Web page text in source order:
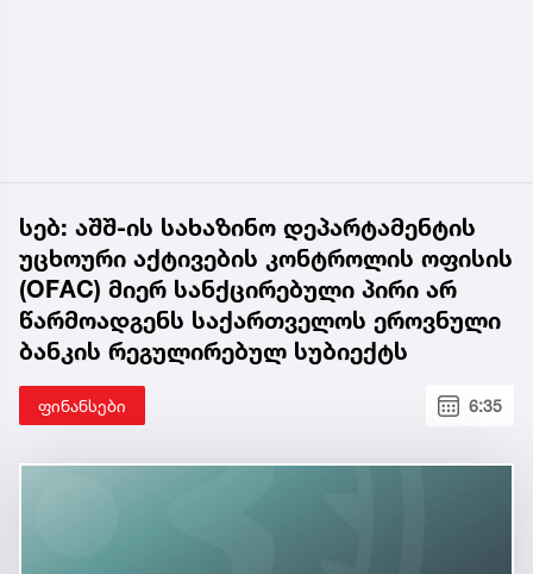
სებ: აშშ-ის სახაზინო დეპარტამენტის
უცხოური აქტივების კონტროლის ოფისის
(OFAC) მიერ სანქცირებული პირი არ
წარმოადგენს საქართველოს ეროვნული
ბანკის რეგულირებულ სუბიექტს
ფინანსები 6:35